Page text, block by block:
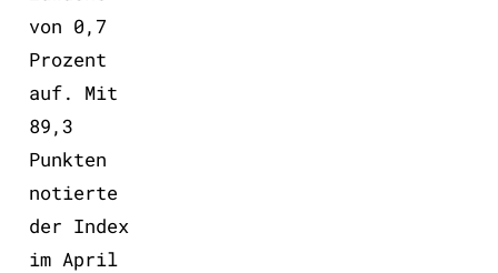
von 0,7
Prozent
auf. Mit
89,3
Punkten
notierte
der Index
im April